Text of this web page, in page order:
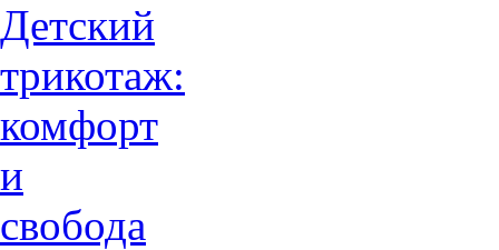
Детский
трикотаж:
комфорт
и
свобода